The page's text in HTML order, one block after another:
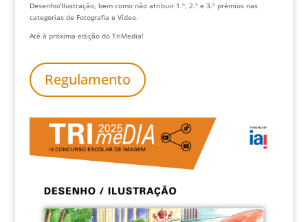
Desenho/Ilustração, bem como não atribuir 1.º, 2.º e 3.º prémios nas
categorias de Fotografia e Vídeo.
Até à próxima edição do TriMedia!
Regulamento